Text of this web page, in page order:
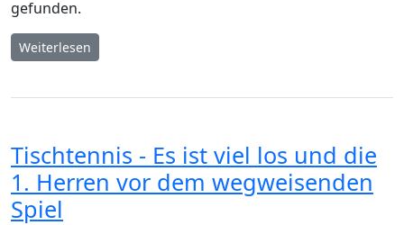
gefunden.
Weiterlesen
Tischtennis - Es ist viel los und die
1. Herren vor dem wegweisenden
Spiel